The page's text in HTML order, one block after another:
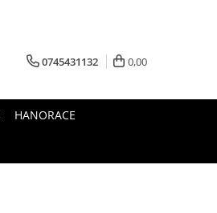
0745431132 0,00
HANORACE